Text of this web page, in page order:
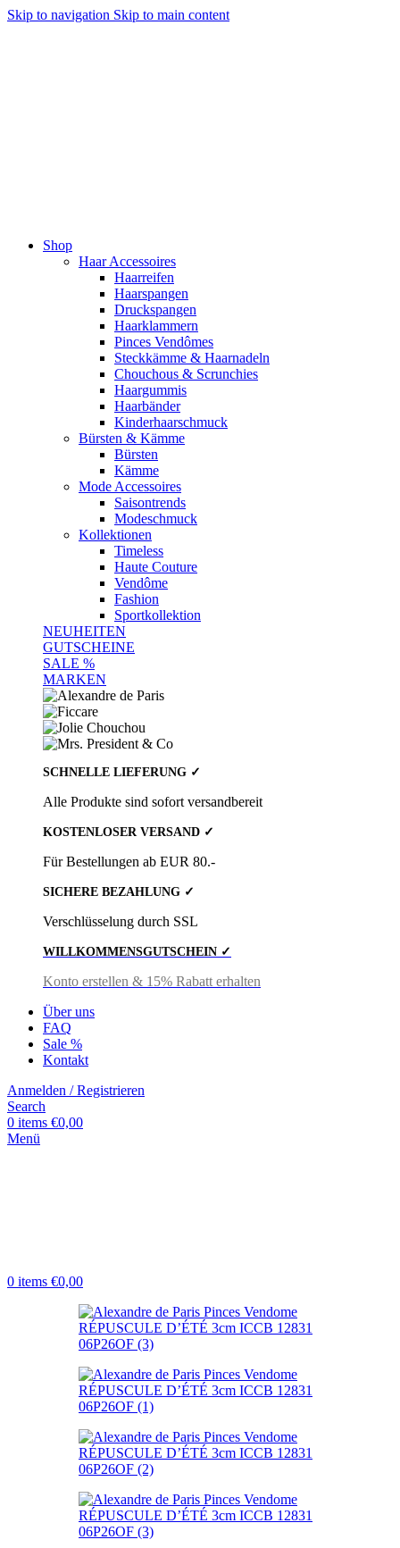
Skip to navigation Skip to main content
Shop
Haar Accessoires
Haarreifen
Haarspangen
Druckspangen
Haarklammern
Pinces Vendômes
Steckkämme & Haarnadeln
Chouchous & Scrunchies
Haargummis
Haarbänder
Kinderhaarschmuck
Bürsten & Kämme
Bürsten
Kämme
Mode Accessoires
Saisontrends
Modeschmuck
Kollektionen
Timeless
Haute Couture
Vendôme
Fashion
Sportkollektion
NEUHEITEN
GUTSCHEINE
SALE %
MARKEN
SCHNELLE LIEFERUNG ✓
Alle Produkte sind sofort versandbereit
KOSTENLOSER VERSAND ✓
Für Bestellungen ab EUR 80.-
SICHERE BEZAHLUNG ✓
Verschlüsselung durch SSL
WILLKOMMENSGUTSCHEIN ✓
Konto erstellen & 15% Rabatt erhalten
Über uns
FAQ
Sale %
Kontakt
Anmelden / Registrieren
Search
0 items €0,00
Menü
0 items €0,00